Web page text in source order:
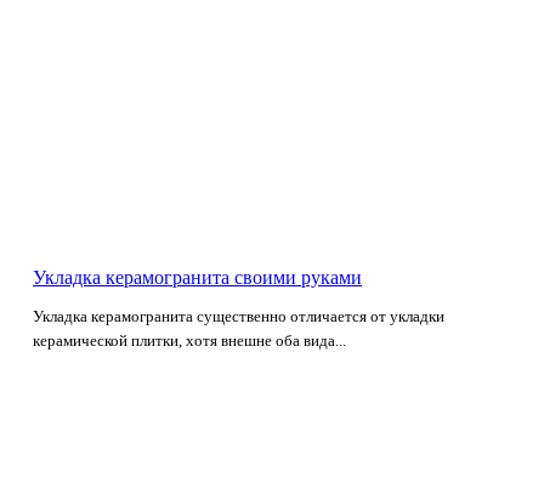
Укладка керамогранита своими руками
Укладка керамогранита существенно отличается от укладки
керамической плитки, хотя внешне оба вида...